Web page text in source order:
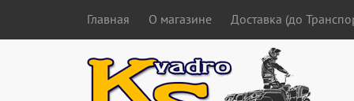
Главная О магазине Доставка (до